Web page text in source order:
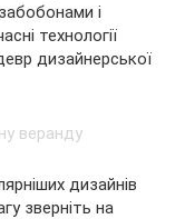
і
технології
дизайнерської
дизайнів
зверніть на